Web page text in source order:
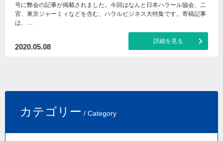
号に弊会の記事が掲載されました。今回はなんと日本ハラール協会、二
宮、東京ジャーミィなどを含む、ハラルビジネス大特集です。寄稿記事
は、…
2020.05.08
詳細を見る
カテゴリー / Category